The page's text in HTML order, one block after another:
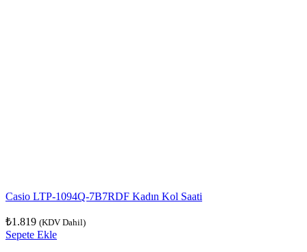
Casio LTP-1094Q-7B7RDF Kadın Kol Saati
₺1.819 (KDV Dahil)
Sepete Ekle